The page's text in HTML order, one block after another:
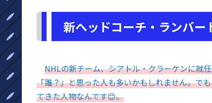
新ヘッドコーチ・ランバー
NHLの新チーム、シアトル・クラーケンに就
「誰？」と思った人も多いかもしれません。で
てきた人物なんです😊。